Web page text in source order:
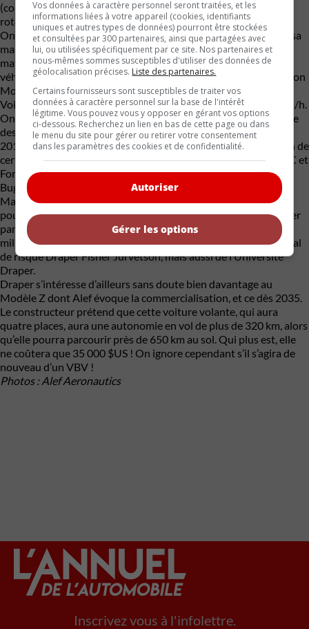
(combien de kWh) et quel niveau sonore produiront ses huit
rotors.
On sait, par contre, qu’il ne sera pas rapide au sol. Pour limiter sa
masse de manière radicale et contourner les contraintes en
matière de sécurité routière imposées aux constructeurs de
véhicules à quatre roues, Alef Aeronautics a choisi de faire de son
Modèle A un véhicule à basse vitesse (ou VBV).
Voilà pourquoi sa vitesse de pointe gravitera entre 30 et 40 km/h.
On est loin de ce que suggère la silhouette racée imaginée par le
designer Hirash Razaghi. À l’emploi de NEVS en Suède, depuis
2019, Razaghi a travaillé auparavant dans les studios de design de
certains des plus grands constructeurs de l’industrie, dont JMC et
Ford en Chine, Lynk & Co, Infiniti, Lotus, Hyundai et même
Bugatti !
Malgré tout, le projet d’Alef a engendré assez d’enthousiasme
pour que de nombreux investisseurs s’y attardent, à commencer
par Tim Draper. Important investisseur de ce projet, ce
milliardaire est le fondateur, entre autres, de la société de capital
de risque Draper Fisher Jurvetson, mais aussi de l’Université
Draper.
Draper s’intéresse d’ailleurs sans doute bien davantage au
Modèle Z dont Alef évoque la commercialisation, et ce dès 2035.
Le constructeur prétend que cette voiture volante, qui aura
quatre places, aura une autonomie en vol de plus de 320 km, alors
qu’elle pourra parcourir près de 650 km au sol. Qui plus est, elle
ne coûtera que 35 000 $US ! On ignore cependant s’il s’agira de
nouveau d’un VBV !
Photos : Alef Aeronautics
Inscrivez vous à l'infolettre.
Vos données à caractère personnel seront traitées, et les
informations liées à votre appareil (cookies, identifiants
uniques et autres types de données) pourront être stockées
et consultées par 300 partenaires, ainsi que partagées avec
lui, ou utilisées spécifiquement par ce site. Nos partenaires et
nous-mêmes sommes susceptibles d'utiliser des données de
géolocalisation précises. Liste des partenaires.
Certains fournisseurs sont susceptibles de traiter vos
données à caractère personnel sur la base de l'intérêt
légitime. Vous pouvez vous y opposer en gérant vos options
ci-dessous. Recherchez un lien en bas de cette page ou dans
le menu du site pour gérer ou retirer votre consentement
dans les paramètres des cookies et de confidentialité.
Autoriser
Gérer les options